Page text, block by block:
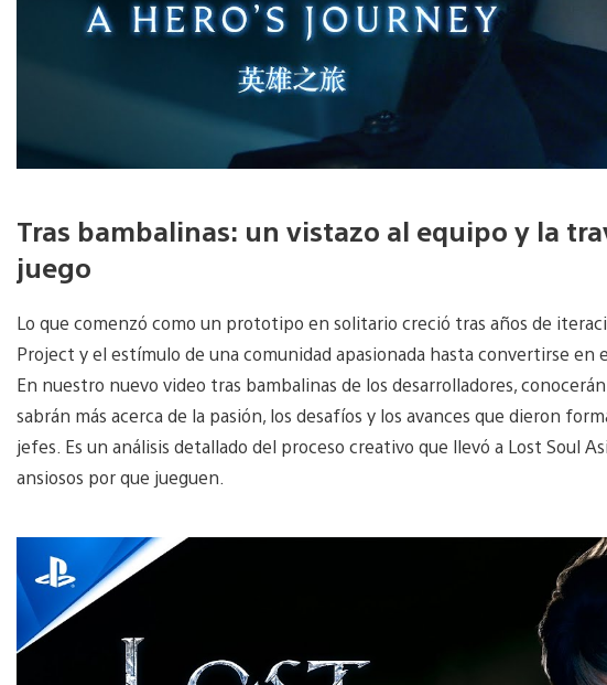
Tras bambalinas: un vistazo al equipo y la
juego
Lo que comenzó como un prototipo en solitario creció tras años de
Project y el estímulo de una comunidad apasionada hasta convertirse en
En nuestro nuevo video tras bambalinas de los desarrolladores,
sabrán más acerca de la pasión, los desafíos y los avances que dieron
jefes. Es un análisis detallado del proceso creativo que llevó a Lost Soul
ansiosos por que jueguen.